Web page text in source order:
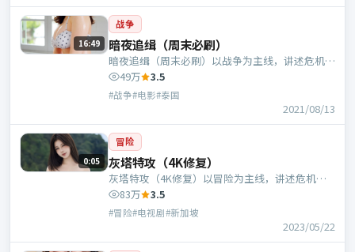
16:49
战争
暗夜追缉（周末必刷）
暗夜追缉（周末必刷）以战争为主线，讲述危机中
的抉择与人物成长；泰国班底，辛爽执导，河正
宇、赵丽颖等主演。
49万 3.5
#战争#电影#泰国
2021/08/13
0:05
冒险
灰塔特攻（4K修复）
灰塔特攻（4K修复）以冒险为主线，讲述危机中
的抉择与人物成长；新加坡班底，孔笙执导，周
迅、刘亦菲等主演。
83万 3.5
#冒险#电视剧#新加坡
2023/05/22